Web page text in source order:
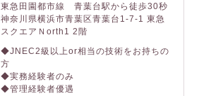
東急田園都市線 青葉台駅から徒歩30秒
神奈川県横浜市青葉区青葉台1-7-1 東急
スクエアＮorth1 2階
◆JNEC2級以上or相当の技術をお持ちの
方
◆実務経験者のみ
◆管理経験者優遇